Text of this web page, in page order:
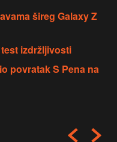
šireg Galaxy Z
izdržljivosti
povratak S Pena na